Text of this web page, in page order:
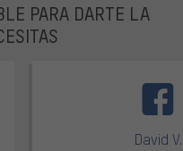
PARA DARTE LA
David V.